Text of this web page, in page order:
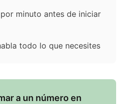
minuto antes de iniciar
todo lo que necesites
a un número en